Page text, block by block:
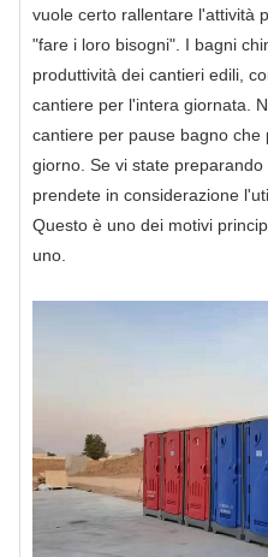
vuole certo rallentare l'attività
"fare i loro bisogni". I bagni
produttività dei cantieri edili,
cantiere per l'intera giornata.
cantiere per pause bagno
giorno. Se vi state
prendete in considerazione
Questo è uno dei motivi
uno.